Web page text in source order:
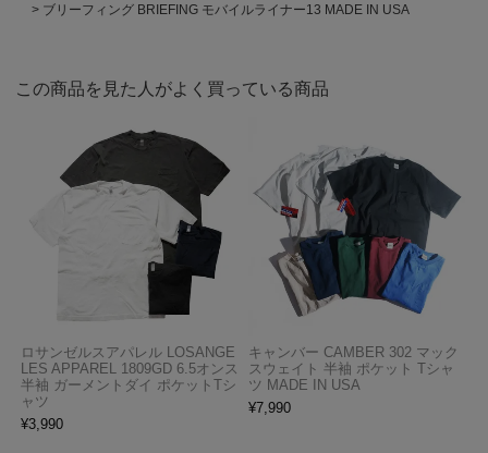
ブリーフィング BRIEFING モバイルライナー13 MADE IN USA
この商品を見た人がよく買っている商品
ロサンゼルスアパレル LOSANGE
LES APPAREL 1809GD 6.5オンス
半袖 ガーメントダイ ポケットTシ
ャツ
¥3,990
キャンバー CAMBER 302 マック
スウェイト 半袖 ポケット Tシャ
ツ MADE IN USA
¥7,990